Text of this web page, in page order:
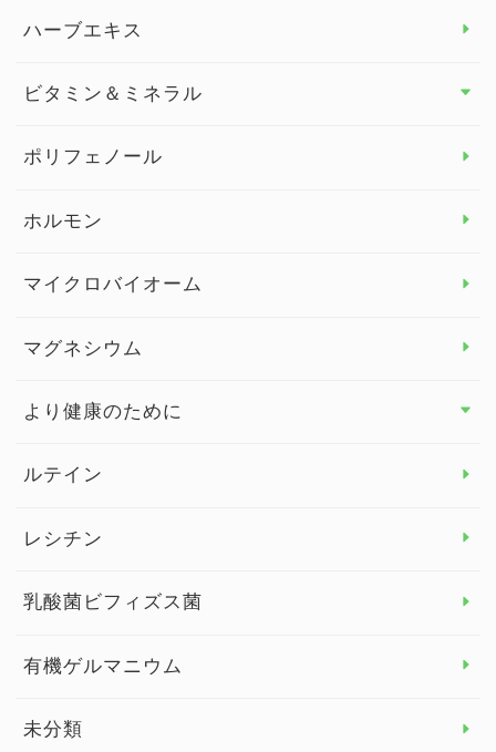
健康セミナー
ダイエット トップ
ハーブエキス
ビタミン＆ミネラル
ビタミン＆ミネラル トップ
ビタミンE
ポリフェノール
ホルモン
マイクロバイオーム
マグネシウム
より健康のために
より健康のために トップ
眼の健康
睡眠
ルテイン
レシチン
乳酸菌ビフィズス菌
有機ゲルマニウム
未分類